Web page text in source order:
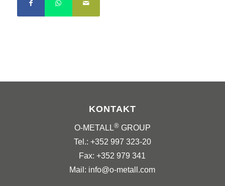
KONTAKT
O-METALL®GROUP
Tel.: +352 997 323-20
Fax: +352 979 341
Mail: info@o-metall.com